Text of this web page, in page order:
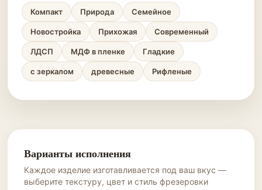
Компакт Природа Семейное
Новостройка Прихожая Современный
ЛДСП МДФ в пленке Гладкие
с зеркалом древесные Рифленые
Варианты исполнения
Каждое изделие изготавливается под ваш вкус —
выберите текстуру, цвет и стиль фрезеровки